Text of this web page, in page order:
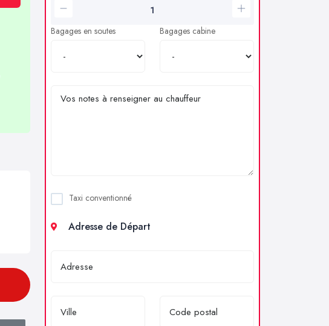
Bagages en soutes Bagages cabine
Taxi conventionné
Adresse de Départ